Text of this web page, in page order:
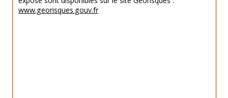
www.georisques.gouv.fr